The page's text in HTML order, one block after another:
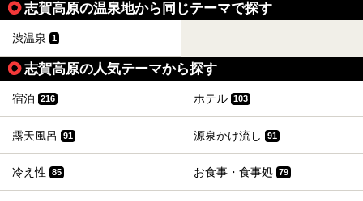
極上のお湯に浸り上質なお料理に舌鼓、特別な日に泊まりた
い湯田中温泉「松籟荘」を、実際に宿泊した目線で紹介しま
志賀高原の温泉地から同じテーマで探す
渋温泉 1
志賀高原の人気テーマから探す
宿泊 216 ホテル 103
露天風呂 91 源泉かけ流し 91
冷え性 85 お食事・食事処 79